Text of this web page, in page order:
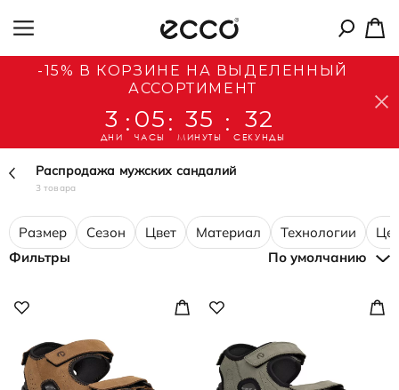
-15% В КОРЗИНЕ НА ВЫДЕЛЕННЫЙ
АССОРТИМЕНТ
3
ДНИ
: 05
ЧАСЫ
: 35
МИНУТЫ
: 31
СЕКУНДЫ
Распродажа мужских сандалий
3 товара
Размер Сезон Цвет Материал Технологии
Фильтры
По умолчанию